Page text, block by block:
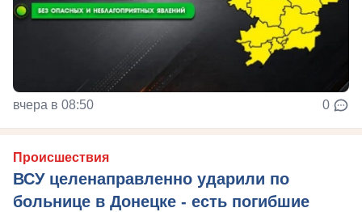
вчера в 08:50 0
Происшествия
ВСУ целенаправленно ударили по
больнице в Донецке - есть погибшие